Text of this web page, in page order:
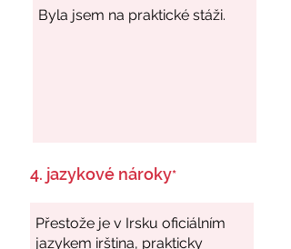
4. jazykové nároky*